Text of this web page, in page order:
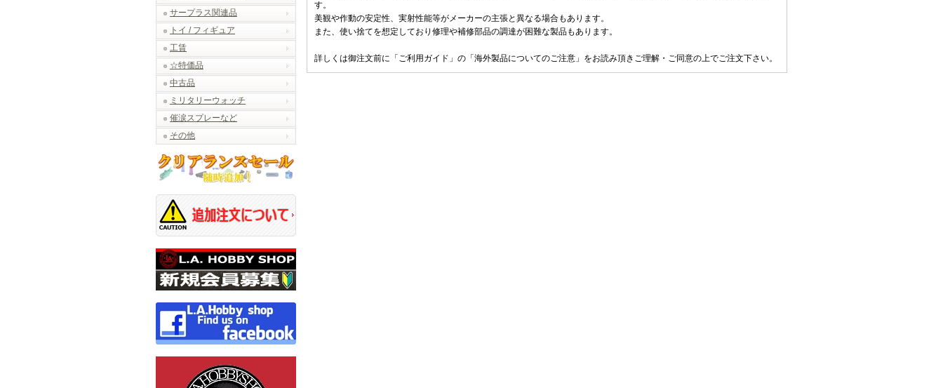
サープラス関連品
トイ / フィギュア
工賃
☆特価品
中古品
ミリタリーウォッチ
催涙スプレーなど
その他
す。
美観や作動の安定性、実射性能等がメーカーの主張と異なる場合もあります。
また、使い捨てを想定しており修理や補修部品の調達が困難な製品もあります。
詳しくは御注文前に「ご利用ガイド」の「海外製品についてのご注意」をお読み頂きご理解・ご同意の上でご注文下さい。